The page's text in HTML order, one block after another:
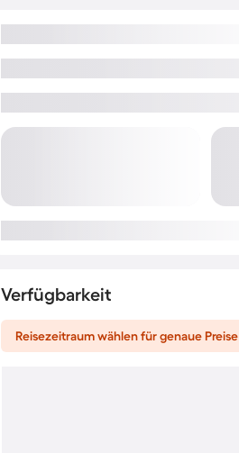
Verfügbarkeit
Reisezeitraum wählen für genaue Preise